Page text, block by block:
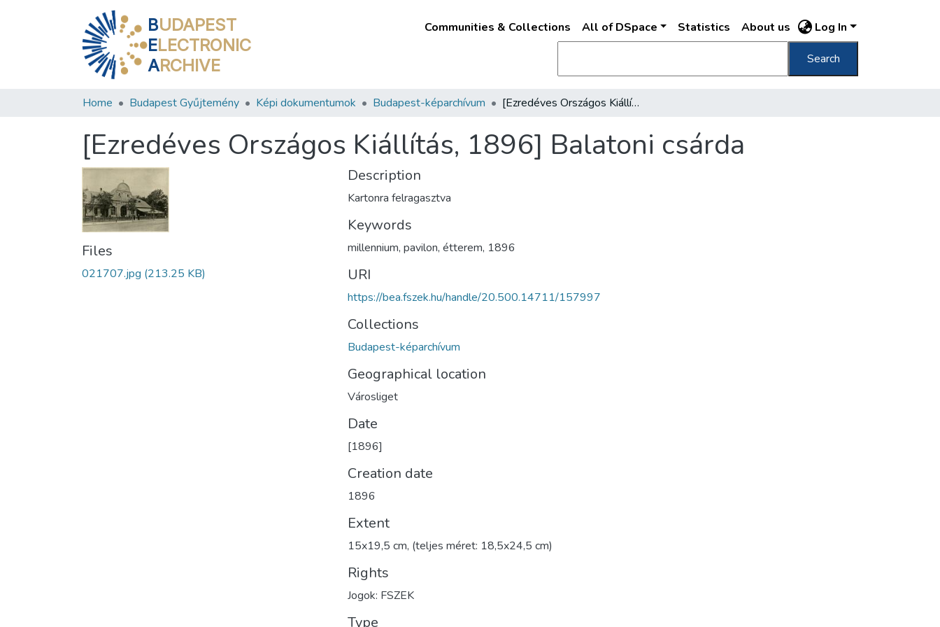
BUDAPEST
ELECTRONIC
ARCHIVE
Communities & Collections All of DSpace Statistics About us Log In
Search
Home Budapest Gyűjtemény Képi dokumentumok Budapest-képarchívum [Ezredéves Országos Kiállítás, 1896] Balatoni csárda
[Ezredéves Országos Kiállítás, 1896] Balatoni csárda
Files
021707.jpg (213.25 KB)
Description
Kartonra felragasztva
Keywords
millennium, pavilon, étterem, 1896
URI
https://bea.fszek.hu/handle/20.500.14711/157997
Collections
Budapest-képarchívum
Geographical location
Városliget
Date
[1896]
Creation date
1896
Extent
15x19,5 cm, (teljes méret: 18,5x24,5 cm)
Rights
Jogok: FSZEK
Type